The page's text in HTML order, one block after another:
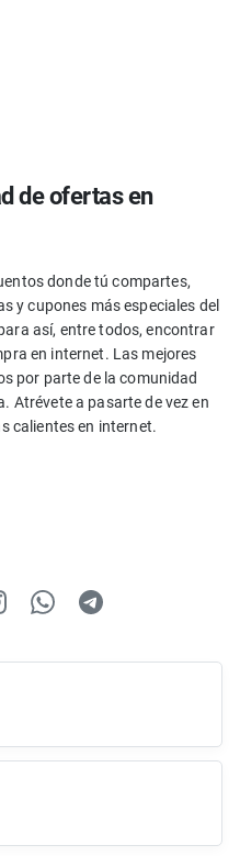
de ofertas en
donde tú compartes,
y cupones más especiales del
así, entre todos, encontrar
en internet. Las mejores
por parte de la comunidad
Atrévete a pasarte de vez en
calientes en internet.